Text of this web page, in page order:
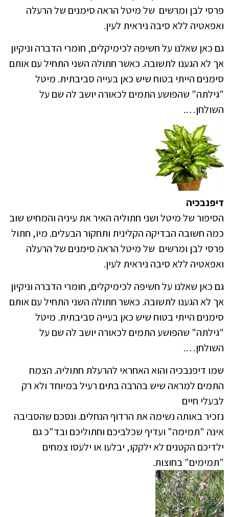
פרסי לבן ומרשים של מיטל הראה סימנים של הרעלה
ואפאטיה ללא סיבה ניראית לעין.
גם כאן שאלנו על חשיפה לכימיקלים, חומרי הדברה וניקיון
אך לא הגענו לתשובה. כאשר חתולה השני התחיל עם אותם
סימנים הייתי בטוח שיש כאן בעייה סביבתית. מיטל
"גילתה" שהפושע התמים לכאורה יושב לה שם על
השולחן….
דיפנבכיה
הסיפור של מיטל ושני חתוליה האיר את עיניה והמחיש שוב
כמה חשובה הבדיקה הקלינית ותחקור הבעלים. מיו, חתול
פרסי לבן ומרשים של מיטל הראה סימנים של הרעלה
ואפאטיה ללא סיבה ניראית לעין.
גם כאן שאלנו על חשיפה לכימיקלים, חומרי הדברה וניקיון
אך לא הגענו לתשובה. כאשר חתולה השני התחיל עם אותם
סימנים הייתי בטוח שיש כאן בעייה סביבתית. מיטל
"גילתה" שהפושע התמים לכאורה יושב לה שם על
השולחן….
שמו דיפנבכיה והוא האחראי להרעלת חתוליה. הצמח
התמים למראה שיש בהרבה בתים רעיל במיוחד ולא רק
לבעלי חיים
נזכיר באותה נשימה את הרדוף הנחלים. ונסכם שהסביבה
אינה "תמימה" ועדיף שכלביכם וחתוליכם ובד"כ גם
ילדיכם הקטנים לא ילקקו, יבלעו או ילעסו צמחים
"תמימים" בחוצות.